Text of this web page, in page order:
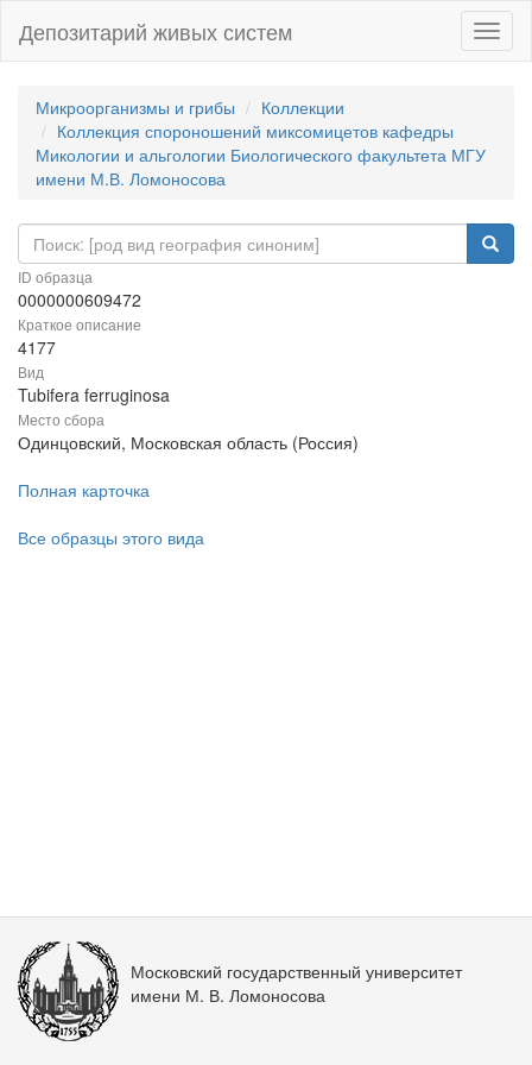
Депозитарий живых систем
Микроорганизмы и грибы
Коллекции
Коллекция спороношений миксомицетов кафедры
Микологии и альгологии Биологического факультета МГУ
имени М.В. Ломоносова
ID образца
0000000609472
Краткое описание
4177
Вид
Tubifera ferruginosa
Место сбора
Одинцовский, Московская область (Россия)
Полная карточка
Все образцы этого вида
Московский государственный университет
имени М. В. Ломоносова